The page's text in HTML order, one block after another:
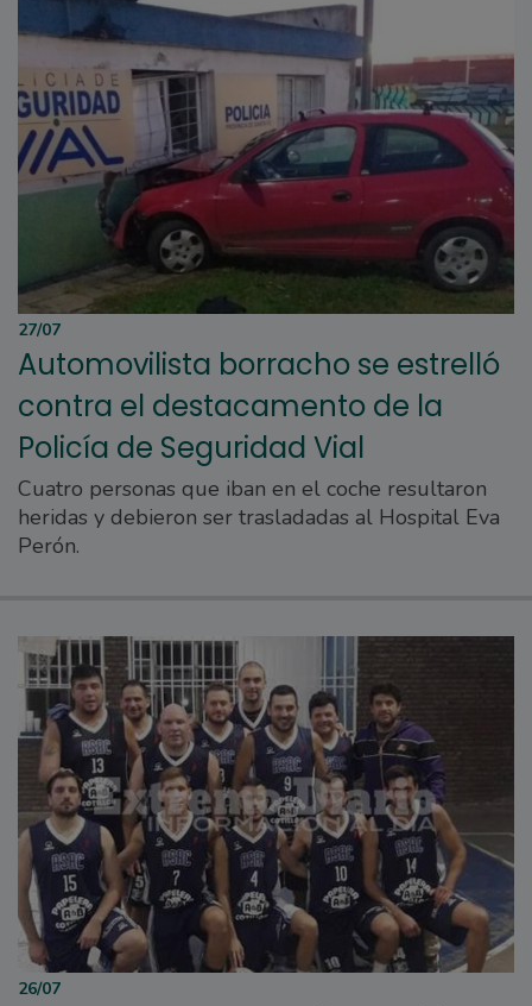
27/07
Automovilista borracho se estrelló
contra el destacamento de la
Policía de Seguridad Vial
Cuatro personas que iban en el coche resultaron
heridas y debieron ser trasladadas al Hospital Eva
Perón.
26/07